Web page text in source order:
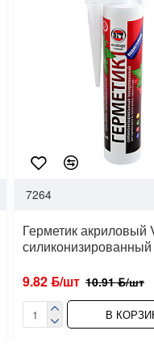
7264
Герметик акриловый
силиконизированный
9.82 ƃ/шт 10.91 ƃ/шт
В